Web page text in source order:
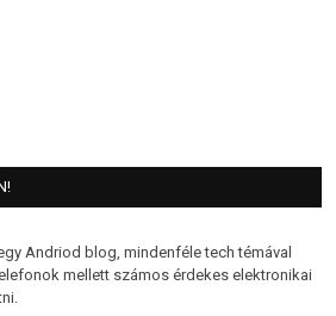
Andriod blog, mindenféle tech témával
mellett számos érdekes elektronikai